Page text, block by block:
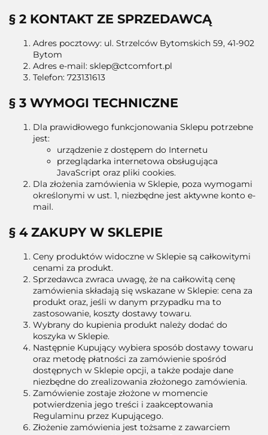
§ 2 KONTAKT ZE SPRZEDAWCĄ
Adres pocztowy: ul. Strzelców Bytomskich 59, 41-902
Bytom
Adres e-mail: sklep@ctcomfort.pl
Telefon: 723131613
§ 3 WYMOGI TECHNICZNE
Dla prawidłowego funkcjonowania Sklepu potrzebne
jest:
urządzenie z dostępem do Internetu
przeglądarka internetowa obsługująca
JavaScript oraz pliki cookies.
Dla złożenia zamówienia w Sklepie, poza wymogami
określonymi w ust. 1, niezbędne jest aktywne konto e-
mail.
§ 4 ZAKUPY W SKLEPIE
Ceny produktów widoczne w Sklepie są całkowitymi
cenami za produkt.
Sprzedawca zwraca uwagę, że na całkowitą cenę
zamówienia składają się wskazane w Sklepie: cena za
produkt oraz, jeśli w danym przypadku ma to
zastosowanie, koszty dostawy towaru.
Wybrany do kupienia produkt należy dodać do
koszyka w Sklepie.
Następnie Kupujący wybiera sposób dostawy towaru
oraz metodę płatności za zamówienie spośród
dostępnych w Sklepie opcji, a także podaje dane
niezbędne do zrealizowania złożonego zamówienia.
Zamówienie zostaje złożone w momencie
potwierdzenia jego treści i zaakceptowania
Regulaminu przez Kupującego.
Złożenie zamówienia jest tożsame z zawarciem